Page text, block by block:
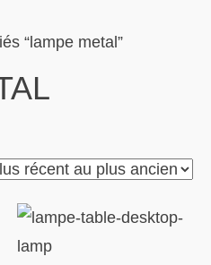
“lampe metal”